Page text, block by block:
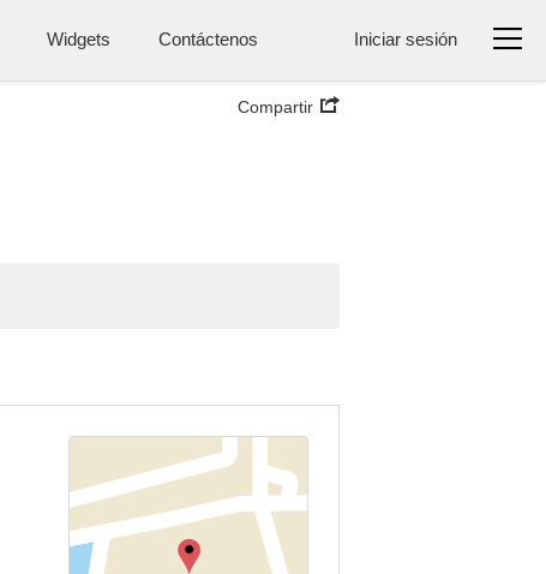
Widgets Contáctenos Iniciar sesión
Compartir